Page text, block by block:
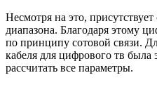
Несмотря на это, присутствует
диапазона. Благодаря этому
по принципу сотовой связи.
кабеля для цифрового тв
рассчитать все параметры.